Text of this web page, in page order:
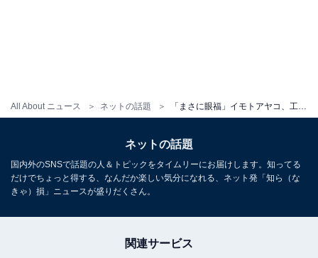
All About ニュース ネットの話題
ネットの話題
国内外のSNSで話題の人＆トピックをタイムリーにお届けします。知ってる
だけでちょっと得する、なんだか楽しい気分になれる、ネット発「知ら（な
きゃ）損」ニュースが盛りだくさん。
関連サービス